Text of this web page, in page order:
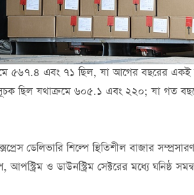
৫৬৭.৪ এবং ৭১ ছিল, যা আগের বছরের
সূচক ছিল যথাক্রমে ৬০৫.১ এবং ২২০; যা গত
ডেলিভারি শিল্পে স্থিতিশীল বাজার
ও ডাউনস্ট্রিম সেক্টরের মধ্যে ঘনিষ্ঠ